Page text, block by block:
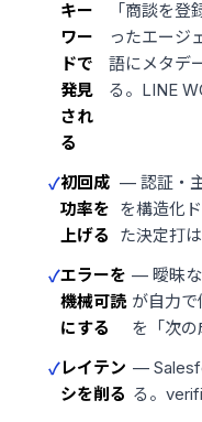
キー
ワー
ドで
発見
され
る
「商談を登
ったエージ
語にメタデ
る。LINE
初回成
功率を
上げる
— 認証・
を構造化
た決定打
エラーを
機械可読
にする
— 曖昧な
が自力
を「次の
レイテン
シを削る
—
る。